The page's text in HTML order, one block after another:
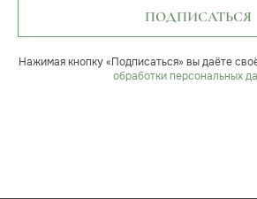
ПОДПИСАТЬСЯ
Нажимая кнопку «Подписаться» вы даёте
обработки персональных